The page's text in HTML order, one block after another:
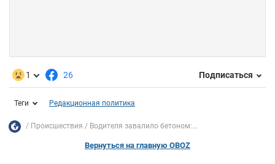
1 26 Подписаться
Теги Редакционная политика
Происшествия Водителя завалило бетоном:...
Вернуться на главную OBOZ